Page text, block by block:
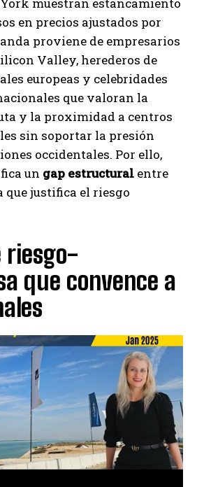
muestran estancamiento
en precios ajustados por
proviene de empresarios
Valley, herederos de
europeas y celebridades
que valoran la
y la proximidad a centros
sin soportar la presión
occidentales. Por ello,
un gap estructural entre
que justifica el riesgo
riesgo-
que convence a